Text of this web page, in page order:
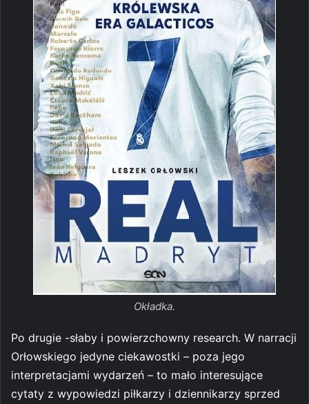
Okładka.
Po drugie -słaby i powierzchowny research. W narracji
Orłowskiego jedyne ciekawostki – poza jego
interpretacjami wydarzeń – to mało interesujące
cytaty z wypowiedzi piłkarzy i dziennikarzy sprzed